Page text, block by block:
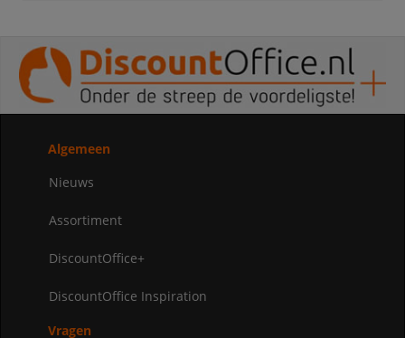
Algemeen
Nieuws
Assortiment
DiscountOffice+
DiscountOffice Inspiration
Vragen